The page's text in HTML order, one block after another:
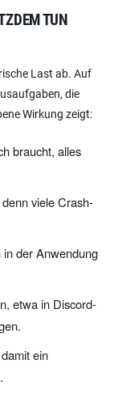
TUN
Last ab. Auf
die
Wirkung zeigt:
braucht, alles
viele Crash-
in der Anwendung
etwa in Discord-
ein